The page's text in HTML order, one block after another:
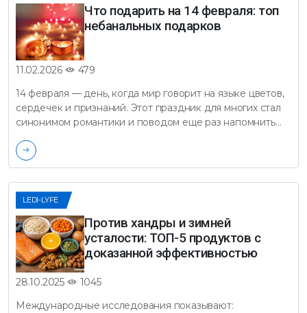
Что подарить на 14 февраля: топ
небанальных подарков
11.02.2026
479
14 февраля — день, когда мир говорит на языке цветов,
сердечек и признаний. Этот праздник для многих стал
синонимом романтики и поводом еще раз напомнить…
LEDI-LYFE
Против хандры и зимней
усталости: ТОП-5 продуктов с
доказанной эффективностью
28.10.2025
1045
Международные исследования показывают: